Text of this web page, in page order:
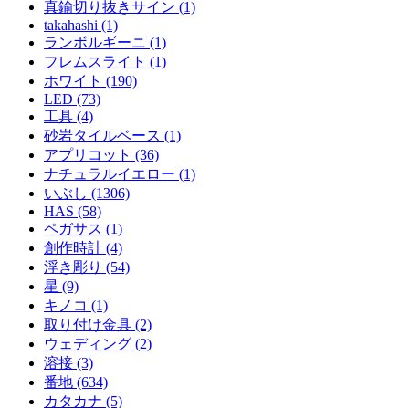
真鍮切り抜きサイン (1)
takahashi (1)
ランボルギーニ (1)
フレムスライト (1)
ホワイト (190)
LED (73)
工具 (4)
砂岩タイルベース (1)
アプリコット (36)
ナチュラルイエロー (1)
いぶし (1306)
HAS (58)
ペガサス (1)
創作時計 (4)
浮き彫り (54)
星 (9)
キノコ (1)
取り付け金具 (2)
ウェディング (2)
溶接 (3)
番地 (634)
カタカナ (5)